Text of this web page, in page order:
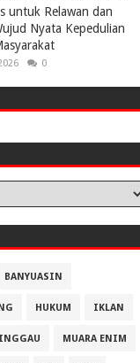
untuk Relawan dan
Nyata Kepedulian
0
BANYUASIN
HUKUM IKLAN
MUARA ENIM